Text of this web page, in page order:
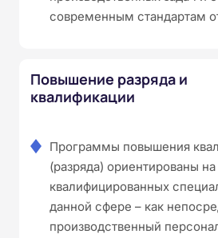
современным стандартам
Повышение разряда и
квалификации
Программы повышения
(разряда) ориентированы на
квалифицированных
данной сфере – как
производственный